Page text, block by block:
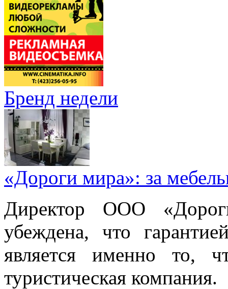
Бренд недели
«Дороги мира»: за
Директор ООО
убеждена, что
является именно то,
туристическая компания.